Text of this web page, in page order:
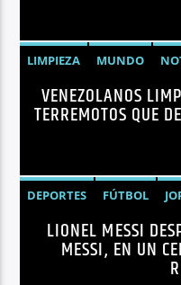
LIMPIEZA MUNDO
TERREMOTOS VENEZUELA
VENEZOLANOS
TERREMOTOS QUE
DEPORTES FÚTBOL
NOTICIAS
LIONEL MESSI
MESSI, EN UN